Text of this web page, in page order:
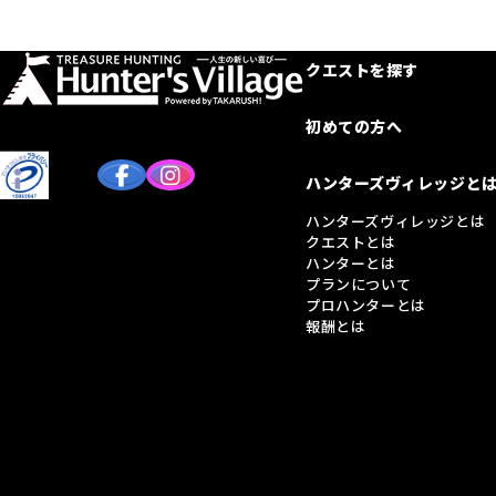
クエストを探す
初めての方へ
ハンターズヴィレッジと
ハンターズヴィレッジとは
クエストとは
ハンターとは
プランについて
プロハンターとは
報酬とは